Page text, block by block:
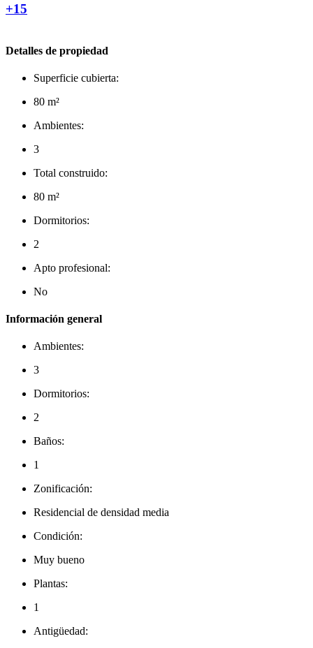
+15
Detalles de propiedad
Superficie cubierta:
80 m²
Ambientes:
3
Total construido:
80 m²
Dormitorios:
2
Apto profesional:
No
Información general
Ambientes:
3
Dormitorios:
2
Baños:
1
Zonificación:
Residencial de densidad media
Condición:
Muy bueno
Plantas:
1
Antigüedad: